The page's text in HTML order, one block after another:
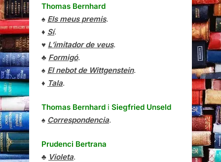
Thomas Bernhard
♠ Els meus premis.
♦ Sí.
♥ L’imitador de veus.
♣ Formigó.
♠ El nebot de Wittgenstein.
♦ Tala.
Thomas Bernhard i Siegfried Unseld
♠ Correspondencia.
Prudenci Bertrana
♣ Violeta.